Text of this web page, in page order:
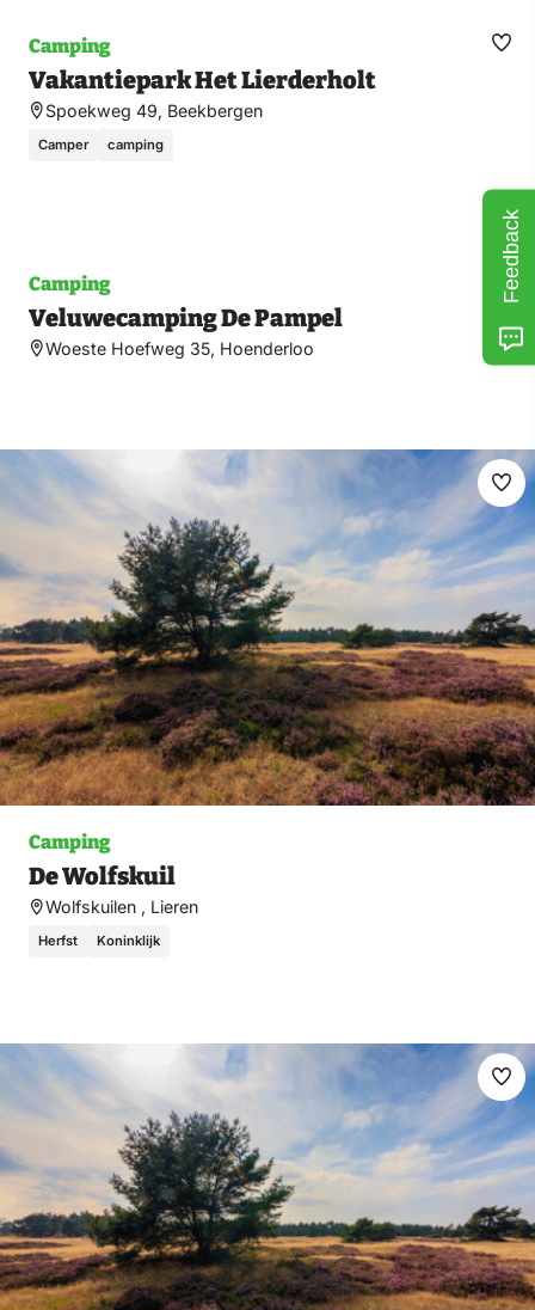
Camping
Vakantiepark Het Lierderholt
Spoekweg 49, Beekbergen
Camper camping
Camping
Veluwecamping De Pampel
Woeste Hoefweg 35, Hoenderloo
Camping
De Wolfskuil
Wolfskuilen , Lieren
Herfst Koninklijk
Feedback